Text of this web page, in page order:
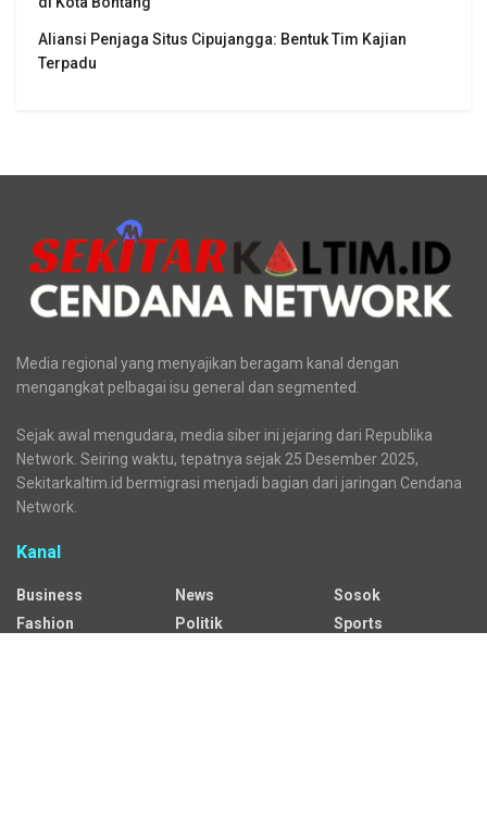
Aliansi Penjaga Situs Cipujangga: Bentuk Tim Kajian
Terpadu
Media regional yang menyajikan beragam kanal dengan
mengangkat pelbagai isu general dan segmented.
Sejak awal mengudara, media siber ini jejaring dari Republika
Network. Seiring waktu, tepatnya sejak 25 Desember 2025,
Sekitarkaltim.id bermigrasi menjadi bagian dari jaringan Cendana
Network.
Kanal
Business
Fashion
News
Politik
Sosok
Sports